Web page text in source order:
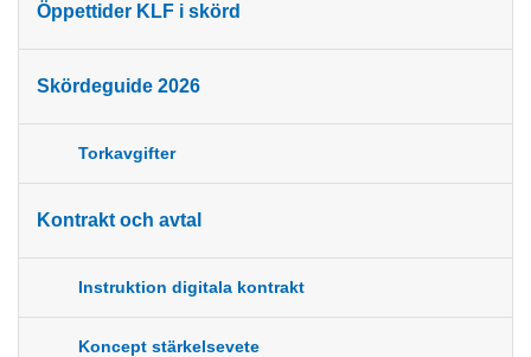
Öppettider KLF i skörd
Skördeguide 2026
Torkavgifter
Kontrakt och avtal
Instruktion digitala kontrakt
Koncept stärkelsevete